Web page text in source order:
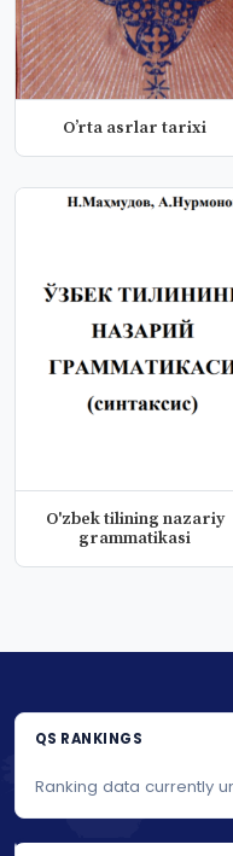
Oʼrta asrlar tarixi
O'zbek tilining nazariy
grammatikasi
QS RANKINGS
Ranking data currently